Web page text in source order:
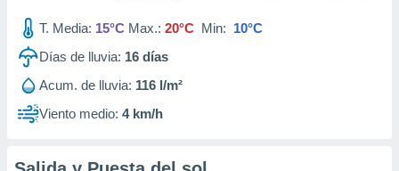
T. Media: 15°C Max.: 20°C Min: 10°C
Días de lluvia: 16 días
Acum. de lluvia: 116 l/m²
Viento medio: 4 km/h